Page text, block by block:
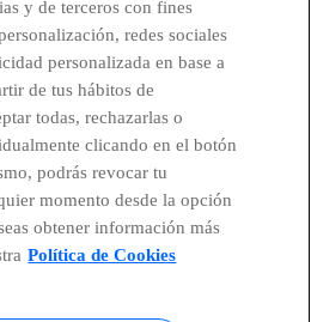
y de terceros con fines
redes sociales
personalizada en base a
de tus hábitos de
todas, rechazarlas o
clicando en el botón
podrás revocar tu
momento desde la opción
obtener información más
Política de Cookies